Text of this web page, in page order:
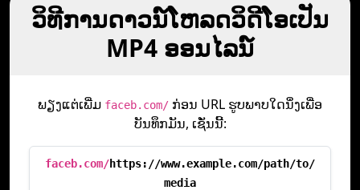
ວິທີການດາວນ໌ໂຫລດວິດີໂອເປັນ
MP4 ອອນໄລນ໌
ພຽງແຕ່ເພີ່ມ faceb.com/ ກ່ອນ URL ຮູບພາບໃດນຶ່ງເພື່ອ
ບັນທຶກມັນ, ເຊັ່ນນີ້:
faceb.com/https://www.example.com/path/to/
media